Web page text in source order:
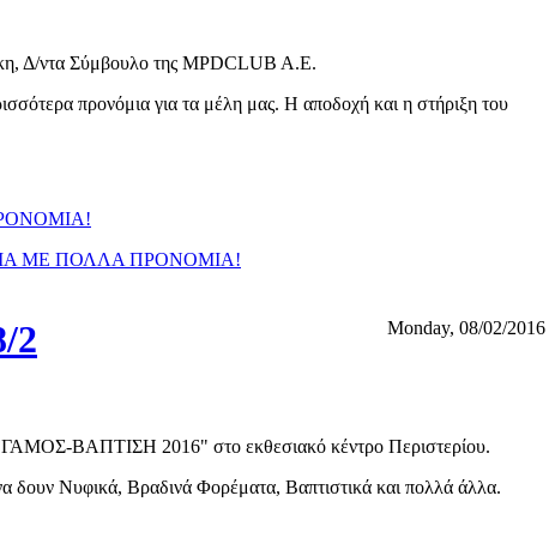
Δ/ντα Σύμβουλο της MPDCLUB A.E.
προνόμια για τα μέλη μας. Η αποδοχή και η στήριξη του
ΜΕ ΠΟΛΛΑ ΠΡΟΝΟΜΙΑ!
Monday, 08/02/2016
2
ΒΑΠΤΙΣΗ 2016" στο εκθεσιακό κέντρο Περιστερίου.
δουν Νυφικά, Βραδινά Φορέματα, Βαπτιστικά και πολλά άλλα.